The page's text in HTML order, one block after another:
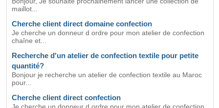
maillot...
Cherche client direct domaine confection
Je cherche un donneur d ordre pour mon atelier de confection
chaîne et...
Recherche d'un atelier de confection textile pour petite
quantité?
Bonjour je recherche un atelier de confection textile au Maroc
pour...
Cherche client direct confection